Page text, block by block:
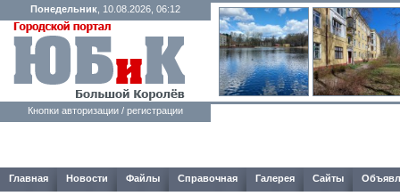
Понедельник , 10.08.2026, 06:12
Кнопки авторизации / регистрации
Главная Новости Файлы Справочная Галерея Сайты